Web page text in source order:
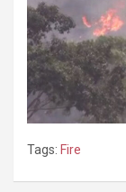
Tags: Fire